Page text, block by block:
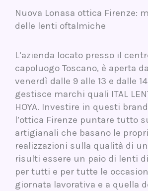
Nuova Lonasa ottica Firenze:
delle lenti oftalmiche
L’azienda locato presso il
capoluogo Toscano, è aperta
venerdì dalle 9 alle 13 e dalle 14
gestisce marchi quali ITAL
HOYA. Investire in questi
l’ottica Firenze puntare tutto
artigianali che basano le
realizzazioni sulla qualità di
risulti essere un paio di lenti
per tutti e per tutte le
giornata lavorativa e a quella